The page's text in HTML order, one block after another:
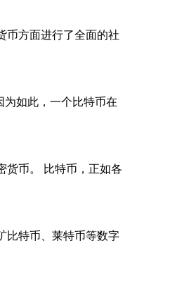
币方面进行了全面的社
如此，一个比特币在
货币。 比特币，正如各
比特币、莱特币等数字